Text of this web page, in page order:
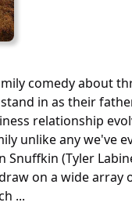
comedy about
in as their
relationship
unlike any we've
Snuffkin (Tyler
on a wide array
...